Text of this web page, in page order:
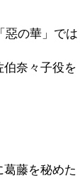
惡の華」では
伯奈々子役を
藤を秘めた